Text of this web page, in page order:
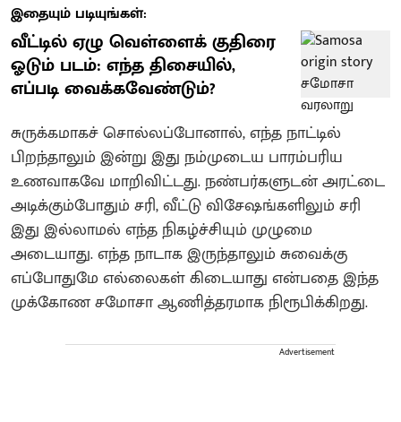
இதையும் படியுங்கள்:
வீட்டில் ஏழு வெள்ளைக் குதிரை
ஓடும் படம்: எந்த திசையில்,
எப்படி வைக்கவேண்டும்?
சுருக்கமாகச் சொல்லப்போனால், எந்த நாட்டில்
பிறந்தாலும் இன்று இது நம்முடைய பாரம்பரிய
உணவாகவே மாறிவிட்டது. நண்பர்களுடன் அரட்டை
அடிக்கும்போதும் சரி, வீட்டு விசேஷங்களிலும் சரி
இது இல்லாமல் எந்த நிகழ்ச்சியும் முழுமை
அடையாது. எந்த நாடாக இருந்தாலும் சுவைக்கு
எப்போதுமே எல்லைகள் கிடையாது என்பதை இந்த
முக்கோண சமோசா ஆணித்தரமாக நிரூபிக்கிறது.
Advertisement